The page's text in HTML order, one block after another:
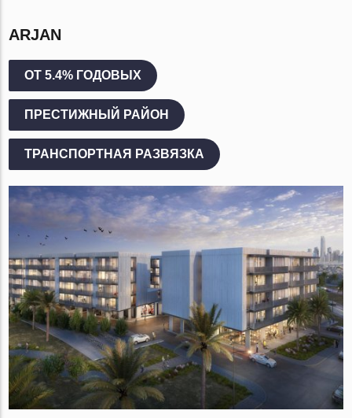
ARJAN
ОТ 5.4% ГОДОВЫХ
ПРЕСТИЖНЫЙ РАЙОН
ТРАНСПОРТНАЯ РАЗВЯЗКА